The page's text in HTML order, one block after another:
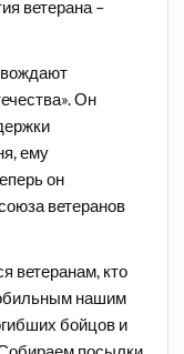
ветерана –
Он
ему
он
ветеранов
ветеранам, кто
нашим
бойцов и